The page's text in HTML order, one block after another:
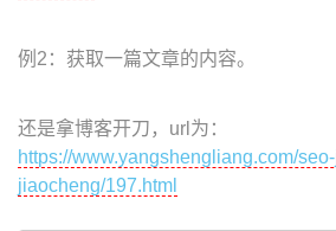
例2：获取一篇文章的内容。
还是拿博客开刀，url为：
https://www.yangshengliang.com/
jiaocheng/197.html